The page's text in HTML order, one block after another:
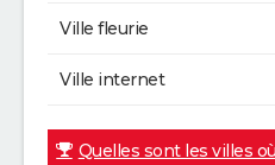
Ville fleurie
Ville internet
Quelles sont les villes